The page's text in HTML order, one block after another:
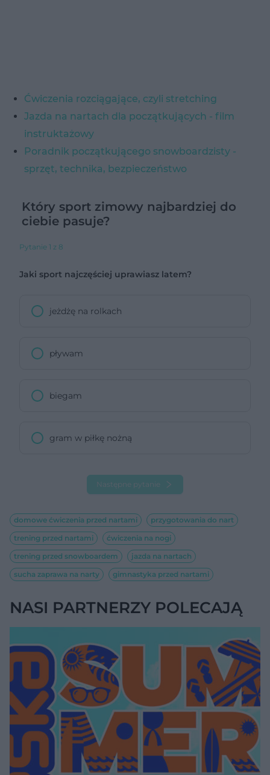
Ćwiczenia rozciągające, czyli stretching
Jazda na nartach dla początkujących - film
instruktażowy
Poradnik początkującego snowboardzisty -
sprzęt, technika, bezpieczeństwo
Który sport zimowy najbardziej do
ciebie pasuje?
Pytanie 1 z 8
Jaki sport najczęściej uprawiasz latem?
jeżdżę na rolkach
pływam
biegam
gram w piłkę nożną
Następne pytanie
domowe ćwiczenia przed nartami
przygotowania do nart
trening przed nartami
ćwiczenia na nogi
trening przed snowboardem
jazda na nartach
sucha zaprawa na narty
gimnastyka przed nartami
NASI PARTNERZY POLECAJĄ